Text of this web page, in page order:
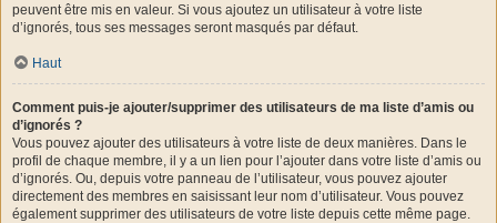
peuvent être mis en valeur. Si vous ajoutez un utilisateur à votre liste
d’ignorés, tous ses messages seront masqués par défaut.
Haut
Comment puis-je ajouter/supprimer des utilisateurs de ma liste d’amis ou
d’ignorés ?
Vous pouvez ajouter des utilisateurs à votre liste de deux manières. Dans le
profil de chaque membre, il y a un lien pour l’ajouter dans votre liste d’amis ou
d’ignorés. Ou, depuis votre panneau de l’utilisateur, vous pouvez ajouter
directement des membres en saisissant leur nom d’utilisateur. Vous pouvez
également supprimer des utilisateurs de votre liste depuis cette même page.